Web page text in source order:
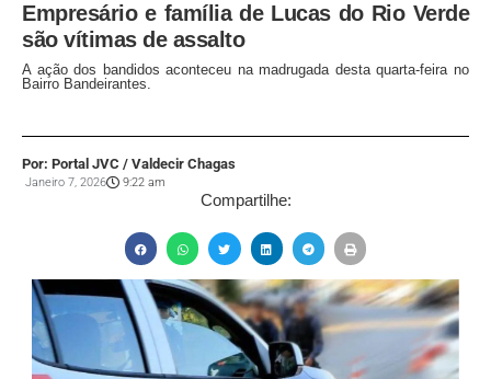
Empresário e família de Lucas do Rio Verde
são vítimas de assalto
A ação dos bandidos aconteceu na madrugada desta quarta-feira no
Bairro Bandeirantes.
Por: Portal JVC / Valdecir Chagas
Janeiro 7, 2026 9:22 am
Compartilhe: